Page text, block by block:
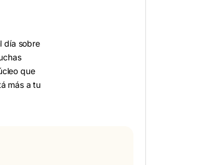
día sobre
que
más a tu